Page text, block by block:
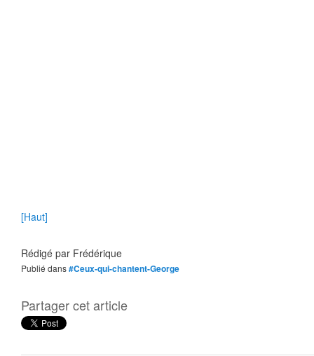
[Haut]
Rédigé par Frédérique
Publié dans#Ceux-qui-chantent-George
Partager cet article